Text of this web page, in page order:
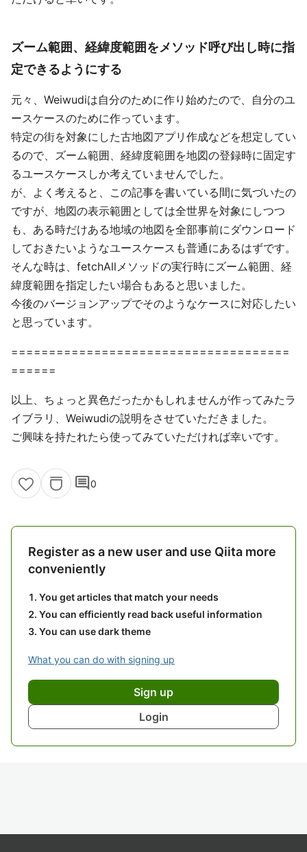
ズーム範囲、経緯度範囲をメソッド呼び出し時に指
定できるようにする
元々、Weiwudiは自分のために作り始めたので、自分のユ
ースケースのために作っています。
特定の街を対象にした古地図アプリ作成などを想定してい
るので、ズーム範囲、経緯度範囲を地図の登録時に固定す
るユースケースしか考えていませんでした。
が、よく考えると、この記事を書いている間に気づいたの
ですが、地図の表示範囲としては全世界を対象にしつつ
も、ある時だけある地域の地図を全部事前にダウンロード
しておきたいようなユースケースも普通にあるはずです。
そんな時は、fetchAllメソッドの実行時にズーム範囲、経
緯度範囲を指定したい場合もあると思いました。
今後のバージョンアップでそのようなケースに対応したい
と思っています。
=====================================
======
以上、ちょっと異色だったかもしれませんが作ってみたラ
イブラリ、Weiwudiの説明をさせていただきました。
ご興味を持たれたら使ってみていただければ幸いです。
comment0
Register as a new user and use Qiita more
conveniently
You get articles that match your needs
You can efficiently read back useful information
You can use dark theme
What you can do with signing up
Sign up
Login